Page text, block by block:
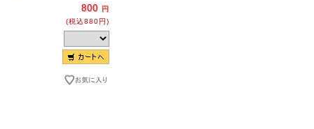
800 円
(税込880円)